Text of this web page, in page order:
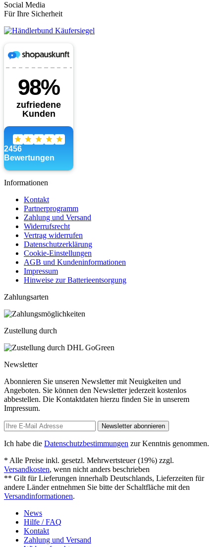
Social Media
Für Ihre Sicherheit
Informationen
Kontakt
Partnerprogramm
Zahlung und Versand
Widerrufsrecht
Vertrag widerrufen
Datenschutzerklärung
Cookie-Einstellungen
AGB und Kundeninformationen
Impressum
Hinweise zur Batterieentsorgung
Zahlungsarten
Zustellung durch
Newsletter
Abonnieren Sie unseren Newsletter mit Neuigkeiten und
Angeboten. Sie können den Newsletter jederzeit kostenlos
abbestellen. Die Kontaktdaten hierzu finden Sie in unserem
Impressum.
Newsletter abonnieren
Ich habe die Datenschutzbestimmungen zur Kenntnis genommen.
* Alle Preise inkl. gesetzl. Mehrwertsteuer (19%) zzgl.
Versandkosten, wenn nicht anders beschrieben
** Gilt für Lieferungen innerhalb Deutschlands, Lieferzeiten für
andere Länder entnehmen Sie bitte der Schaltfläche mit den
Versandinformationen.
News
Hilfe / FAQ
Kontakt
Zahlung und Versand